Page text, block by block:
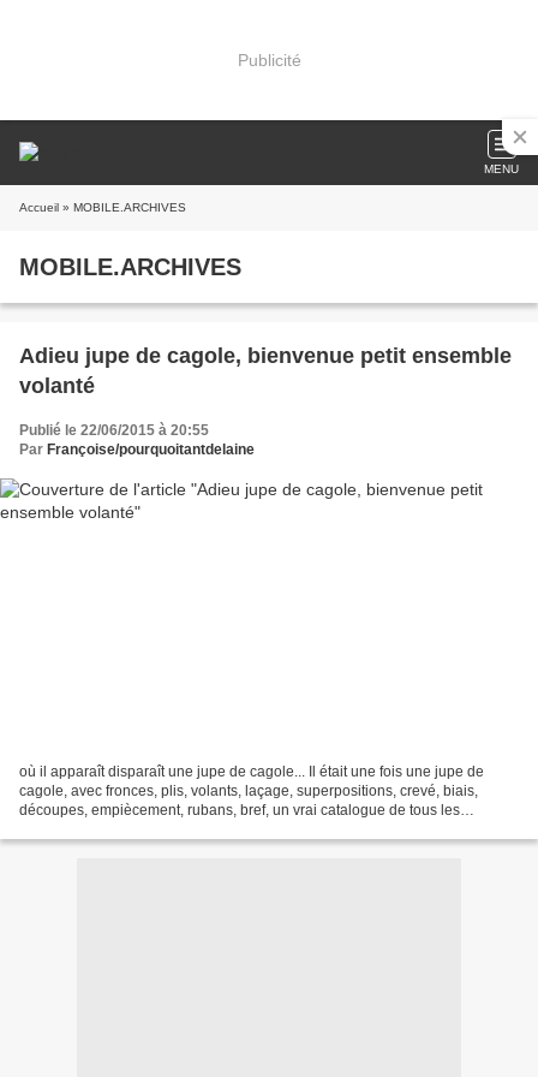
Publicité
MENU
Accueil » MOBILE.ARCHIVES
MOBILE.ARCHIVES
Adieu jupe de cagole, bienvenue petit ensemble
volanté
Publié le 22/06/2015 à 20:55
Par Françoise/pourquoitantdelaine
où il apparaît disparaît une jupe de cagole... Il était une fois une jupe de
cagole, avec fronces, plis, volants, laçage, superpositions, crevé, biais,
découpes, empiècement, rubans, bref, un vrai catalogue de tous les